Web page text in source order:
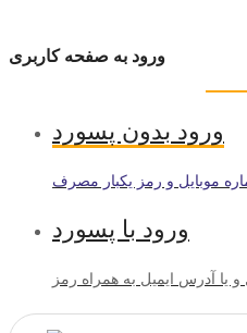
ورود به صفحه کاربری
ورود بدون پسورد
ورود با پسورد
و یا آدرس ایمیل به همراه رمز